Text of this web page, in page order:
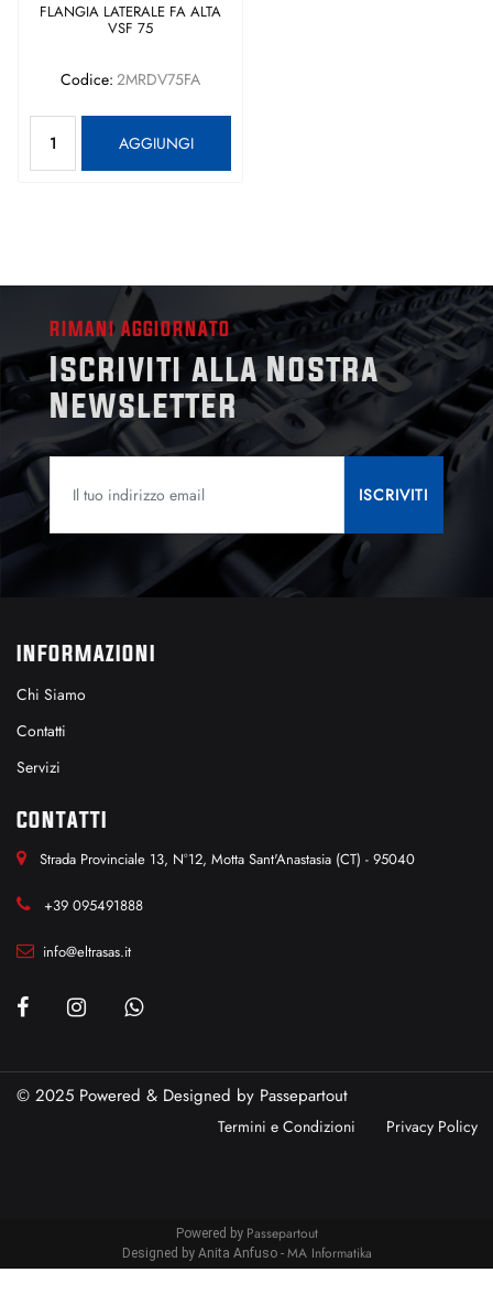
FLANGIA LATERALE FA ALTA
VSF 75
Codice: 2MRDV75FA
AGGIUNGI
RIMANI AGGIORNATO
Iscriviti alla Nostra
Newsletter
INFORMAZIONI
Chi Siamo
Contatti
Servizi
CONTATTI
Strada Provinciale 13, N°12, Motta Sant'Anastasia (CT) - 95040
+39 095491888
info@eltrasas.it
© 2025 Powered & Designed by Passepartout
Termini e Condizioni Privacy Policy
Powered by Passepartout
Designed by Anita Anfuso - MA Informatika